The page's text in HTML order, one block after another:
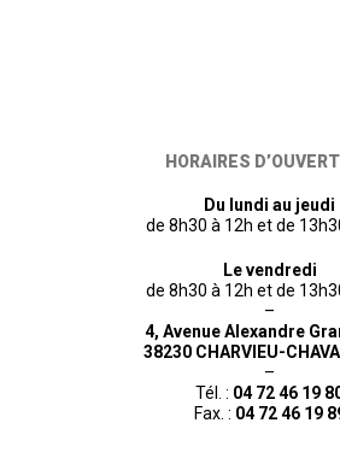
HORAIRES
Du lundi au jeudi
de 8h30 à 12h et de
Le vendredi
de 8h30 à 12h et de
–
4, Avenue Alexandre
38230 CHARVIEU-
–
Tél. : 04 72 46 19
Fax. : 04 72 46 19